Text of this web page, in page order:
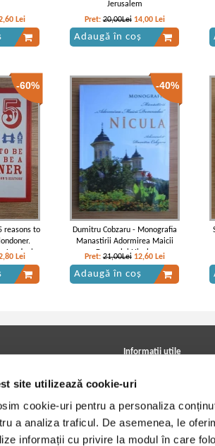
site utilizează cookie-uri
cookie-uri pentru a personaliza
a analiza traficul. De asemenea, le
informații cu privire la modul în care
Lei
Jerusalem
Pret:20,00Lei 14,00 Lei
Adaugă în coș
-60%
reasons to
London's
Lei
-40%
Dumitru Cobzaru - Monografia
Manastirii Adormirea Maicii
Domnului Nicula
Pret:21,00Lei 12,60 Lei
Adaugă în coș
Informatii utile
Achizitii viniluri, casete, CD/
Cum cumpar?
Politica de livrare
Retur comenzi
Angajari - Cariere